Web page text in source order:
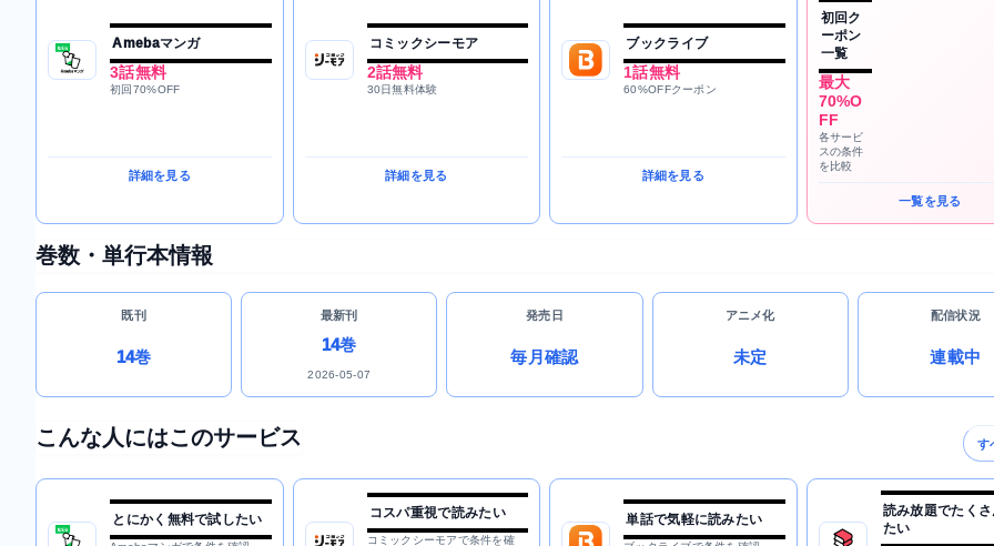
Amebaマンガ
3話無料
初回70%OFF
詳細を見る
コミックシーモア
2話無料
30日無料体験
詳細を見る
ブックライブ
1話無料
60%OFFクーポン
詳細を見る
初回ク
ーポン
一覧
最大
70%O
FF
各サービ
スの条件
を比較
一覧を見る
巻数・単行本情報
既刊
14巻
最新刊
14巻
2026-05-07
発売日
毎月確認
アニメ化
未定
配信状況
連載中
こんな人にはこのサービス す
とにかく無料で試したい コスパ重視で読みたい
コミックシーモアで条件を確
単話で気軽に読みたい
読み放題でたく
たい